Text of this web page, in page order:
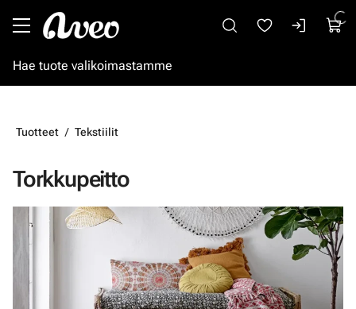
Tuotteet Tekstiilit
Torkkupeitto